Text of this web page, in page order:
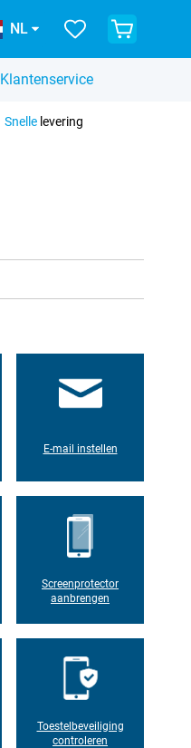
NL
Klantenservice
Snellelevering
E-mail instellen
Screenprotector
aanbrengen
Toestelbeveiliging
controleren